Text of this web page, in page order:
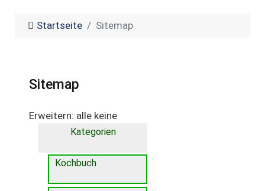
Startseite Sitemap
Sitemap
Erweitern: alle keine
Kategorien
Kochbuch